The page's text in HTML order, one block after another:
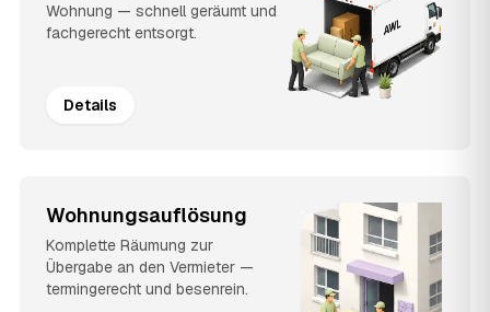
Wohnung — schnell geräumt und
fachgerecht entsorgt.
Details
Wohnungsauflösung
Komplette Räumung zur
Übergabe an den Vermieter —
termingerecht und besenrein.